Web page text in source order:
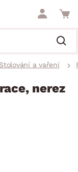
Stolování a vaření
nerez